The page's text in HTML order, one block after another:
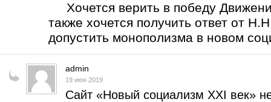
Хочется верить в победу
также хочется получить ответ от
допустить монополизма в новом
admin
19 июн 2019
Сайт «Новый социализм XXI век»